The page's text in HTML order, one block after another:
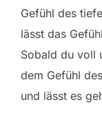
Gefühl des
lässt das
Sobald du voll
dem Gefühl
und lässt es